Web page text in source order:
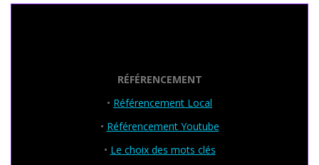
RÉFÉRENCEMENT
• Référencement Local
• Référencement Youtube
• Le choix des mots clés